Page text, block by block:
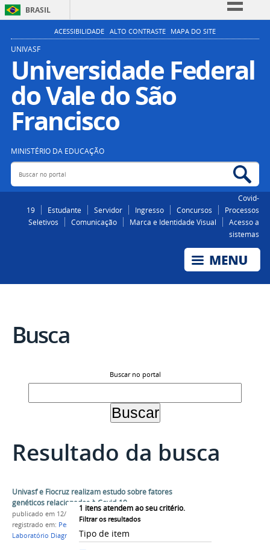
BRASIL
Simplifique!
Participe
Acesso à informação
Legislação
ACESSIBILIDADE ALTO CONTRASTE MAPA DO SITE
UNIVASF
Universidade Federal
do Vale do São
Francisco
MINISTÉRIO DA EDUCAÇÃO
Buscar no portal
Covid-
19
Estudante Servidor Ingresso Concursos
Processos
Seletivos
Comunicação Marca e Identidade Visual
Acesso a
sistemas
Busca
Buscar no portal
Resultado da busca
1 itens atendem ao seu critério.
Filtrar os resultados
Tipo de item
Univasf e Fiocruz realizam estudo sobre fatores
genéticos relacionados à Covid-19
publicado em 12/11/2020
registrado em: Pesquisa,Covid-19,Genoma
Laboratório Diagnóstico Molecular